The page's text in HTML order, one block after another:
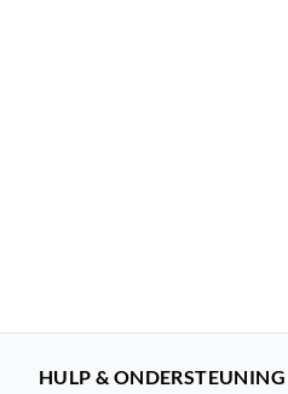
HULP & ONDERSTEUNING